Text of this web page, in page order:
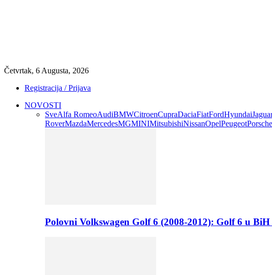
Četvrtak, 6 Augusta, 2026
Registracija / Prijava
NOVOSTI
SveAlfa RomeoAudiBMWCitroenCupraDaciaFiatFordHyundai
RoverMazdaMercedesMGMINIMitsubishiNissanOpelPeugeotPorsche
Polovni Volkswagen Golf 6 (2008-2012): Golf 6 u